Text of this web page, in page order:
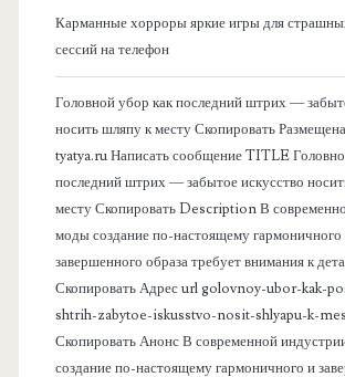
Карманные хорроры яркие игры для
сессий на телефон
Головной убор как последний штрих —
носить шляпу к месту Скопировать
tyatya.ru Написать сообщение TITLE
последний штрих — забытое искусство
месту Скопировать Description В
моды создание по-настоящему гармоничного
завершенного образа требует внимания к
Скопировать Адрес url golovnoy-ubor-kak-
shtrih-zabytoe-iskusstvo-nosit-shlyapu-k-
Скопировать Анонс В современной
создание по-настоящему гармоничного и